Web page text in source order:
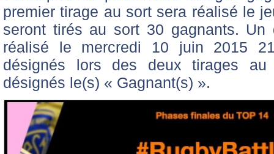
premier tirage au sort sera réalisé le
seront tirés au sort 30 gagnants.
réalisé le mercredi 10 juin 2015
désignés lors des deux tirages
désignés le(s) « Gagnant(s) ».